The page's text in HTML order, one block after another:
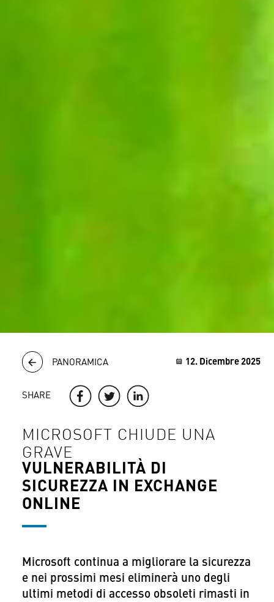
PANORAMICA
SHARE
12. Dicembre 2025
MICROSOFT CHIUDE UNA
GRAVE
VULNERABILITÀ DI
SICUREZZA IN EXCHANGE
ONLINE
Microsoft continua a migliorare la sicurezza
e nei prossimi mesi eliminerà uno degli
ultimi metodi di accesso obsoleti rimasti in